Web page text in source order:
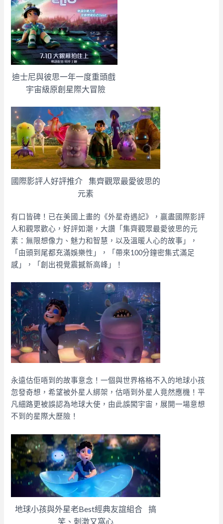
迪士尼與彼思一年一度重頭戲
宇宙級原創星際大冒險
國際影評人好評推介 集齊觀眾最愛彼思的
元素
有口皆碑！已在美國上畫的《外星奇遇記》，贏盡國際影評
人和觀眾歡心，好評如潮，大讚「集齊觀眾最愛彼思的元
素：無限想像力、魅力和智慧，以及溫暖人心的故事」，
「由頭到尾都充滿娛樂性」，「帶來100分鐘密集式滿足
感」，「創出視覺震撼新高峰」！
永遠估佢唔到的故事意念！一個與世界格格不入的地球小孩
忽發奇想，希望被外星人綁架，估唔到外星人竟然應機！平
凡細路更被誤認為地球大使，由此誤闖宇宙，展開一場意想
不到的星際大歷險！
地球小孩與外星老Best經典友誼組合 搞
笑、刺激又窩心